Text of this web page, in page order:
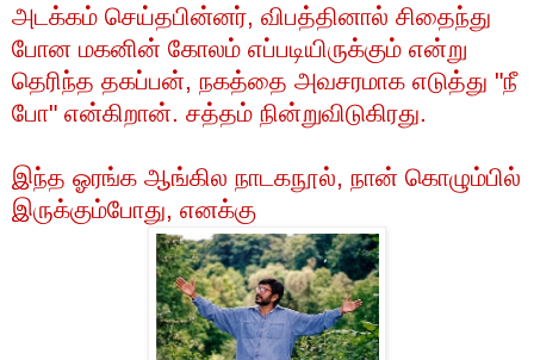
அடக்கம் செய்தபின்னர், விபத்தினால் சிதைந்து
போன மகனின் கோலம் எப்படியிருக்கும் என்று
தெரிந்த தகப்பன், நகத்தை அவசரமாக எடுத்து "நீ
போ" என்கிறான். சத்தம் நின்றுவிடுகிரது.
இந்த ஓரங்க ஆங்கில நாடகநூல், நான் கொழும்பில்
இருக்கும்போது, எனக்கு